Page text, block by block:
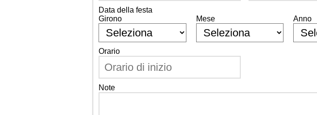
Data della festa
Girono
Mese Anno
Orario
Note